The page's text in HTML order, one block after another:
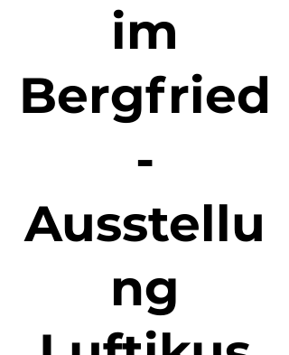
im
Bergfried
-
Ausstellu
ng